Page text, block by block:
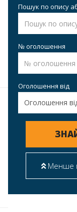
Пошук по опису
№ оголошення
Оголошення від
Менше